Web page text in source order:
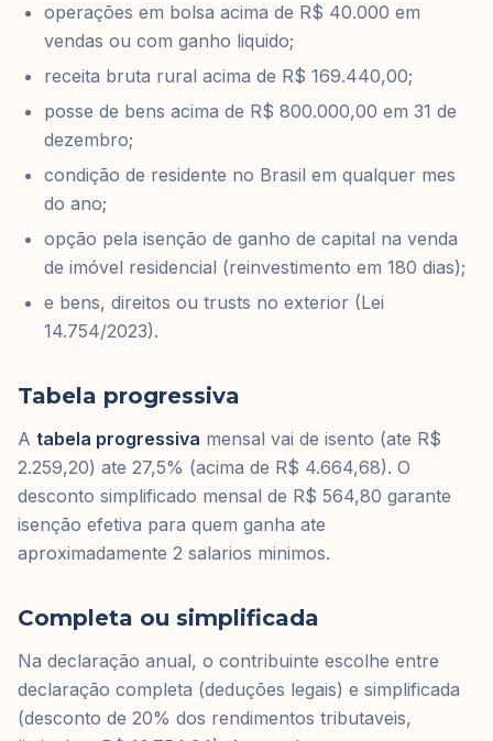
operações em bolsa acima de R$ 40.000 em
vendas ou com ganho liquido;
receita bruta rural acima de R$ 169.440,00;
posse de bens acima de R$ 800.000,00 em 31 de
dezembro;
condição de residente no Brasil em qualquer mes
do ano;
opção pela isenção de ganho de capital na venda
de imóvel residencial (reinvestimento em 180 dias);
e bens, direitos ou trusts no exterior (Lei
14.754/2023).
Tabela progressiva
A tabela progressiva mensal vai de isento (ate R$
2.259,20) ate 27,5% (acima de R$ 4.664,68). O
desconto simplificado mensal de R$ 564,80 garante
isenção efetiva para quem ganha ate
aproximadamente 2 salarios minimos.
Completa ou simplificada
Na declaração anual, o contribuinte escolhe entre
declaração completa (deduções legais) e simplificada
(desconto de 20% dos rendimentos tributaveis,